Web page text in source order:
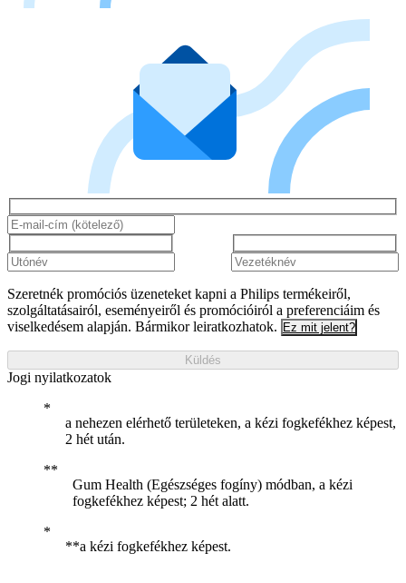
Szeretnék promóciós üzeneteket kapni a Philips termékeiről,
szolgáltatásairól, eseményeiről és promócióiról a preferenciáim és
viselkedésem alapján. Bármikor leiratkozhatok. Ez mit jelent?
Küldés
Jogi nyilatkozatok
a nehezen elérhető területeken, a kézi fogkefékhez képest,
2 hét után.
Gum Health (Egészséges fogíny) módban, a kézi
fogkefékhez képest; 2 hét alatt.
­**a kézi fogkefékhez képest.